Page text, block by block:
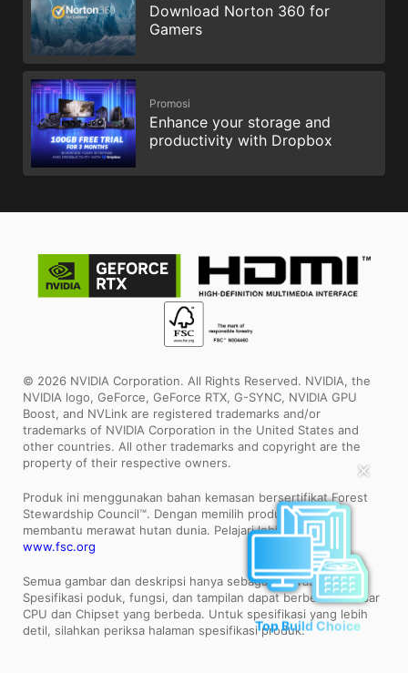
✕
Top Build Choice
Download Norton 360 for
Gamers
Promosi
Enhance your storage and
productivity with Dropbox
© 2026 NVIDIA Corporation. All Rights Reserved. NVIDIA, the
NVIDIA logo, GeForce, GeForce RTX, G-SYNC, NVIDIA GPU
Boost, and NVLink are registered trademarks and/or
trademarks of NVIDIA Corporation in the United States and
other countries. All other trademarks and copyright are the
property of their respective owners.
Produk ini menggunakan bahan kemasan bersertifikat Forest
Stewardship Council™. Dengan memilih produk ini, Anda
membantu merawat hutan dunia. Pelajari lebih lanjut:
www.fsc.org
Semua gambar dan deskripsi hanya sebagai ilustrasi saja.
Spesifikasi poduk, fungsi, dan tampilan dapat berbeda bedasar
CPU dan Chipset yang berbeda. Untuk spesifikasi yang lebih
detil, silahkan periksa halaman spesifikasi produk.